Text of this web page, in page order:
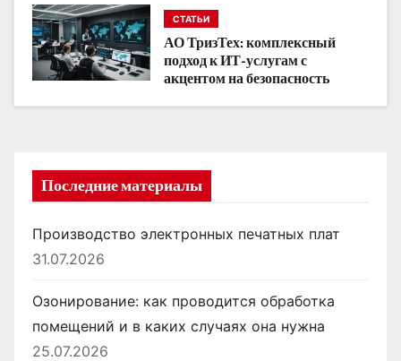
п
и
с
м
СТАТЬИ
АО ТризТех: комплексный
подход к ИТ-услугам с
акцентом на безопасность
Последние материалы
Производство электронных печатных плат
31.07.2026
Озонирование: как проводится обработка
помещений и в каких случаях она нужна
25.07.2026